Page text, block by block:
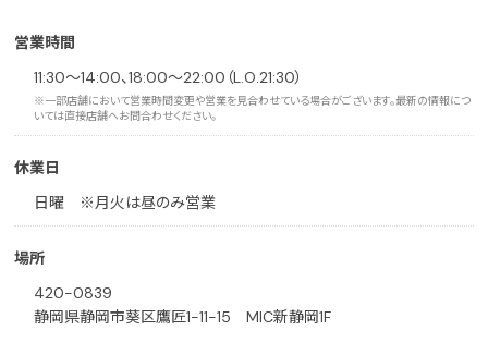
営業時間
11:30～14:00、18:00～22:00（L.O.21:30）
※一部店舗において営業時間変更や営業を見合わせている場合がございます。最新の情報につ
いては直接店舗へお問合わせください。
休業日
日曜 ※月火は昼のみ営業
場所
420-0839
静岡県静岡市葵区鷹匠1-11-15 MIC新静岡1F